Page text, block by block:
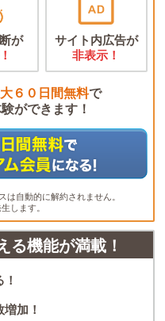
が
サイト内広告が
非表示！
６０日間無料で
ができます！
自動的に解約されません。
します。
る機能が満載！
加！